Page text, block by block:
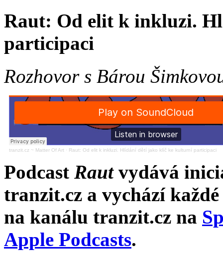
Raut: Od elit k inkluzi.
participaci
Rozhovor s Bárou
tranzit.cz ~ Matter Of Art · Raut: Od elit k inkluzi. Hlídání dětí jako klíč ke kulturní participaci
Podcast Rautvydává
tranzit.cz a vychází
na kanálu tranzit.cz na
Apple Podcasts.